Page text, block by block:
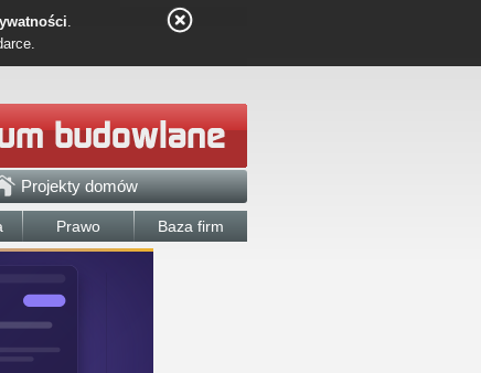
.
Projekty domów
Prawo Baza firm